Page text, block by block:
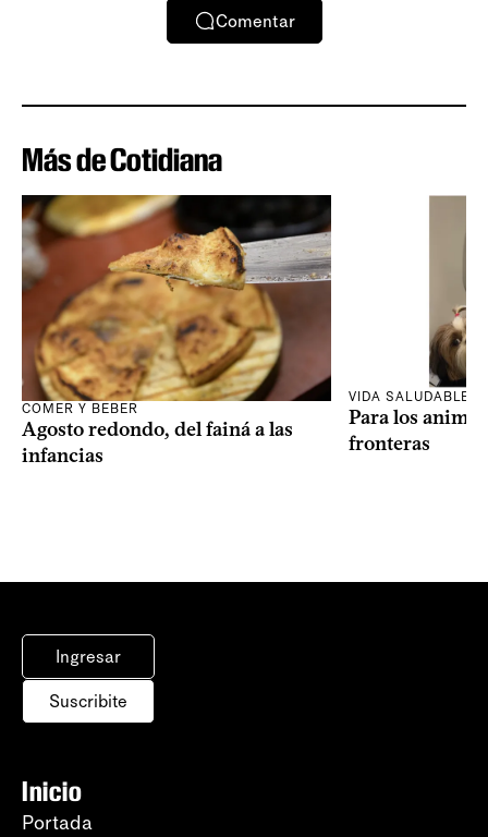
Comentar
Más de Cotidiana
COMER Y BEBER
Agosto redondo, del fainá a las
infancias
VIDA SALUDABLE
Para los
fronteras
Ingresar
Suscribite
Inicio
Portada